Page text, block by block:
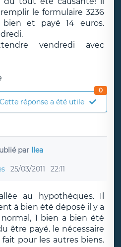
le formulaire 3236
et payé 14 euros.
vendredi avec
Cette réponse a été utile
0
par Ilea
25/03/2011 22:11
au hypothèques. Il
à bien été déposé il y a
1 bien a bien été
être payé. le nécessaire
pour les autres biens.